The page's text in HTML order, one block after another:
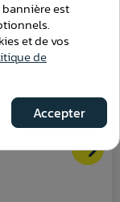
est
et de vos
de
Accepter